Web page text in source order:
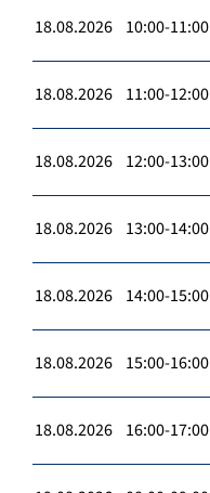
18.08.2026 10:00-11:00
18.08.2026 11:00-12:00
18.08.2026 12:00-13:00
18.08.2026 13:00-14:00
18.08.2026 14:00-15:00
18.08.2026 15:00-16:00
18.08.2026 16:00-17:00